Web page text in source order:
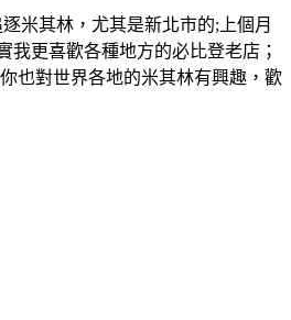
米其林，尤其是新北市的;上個月
我更喜歡各種地方的必比登老店；
也對世界各地的米其林有興趣，歡